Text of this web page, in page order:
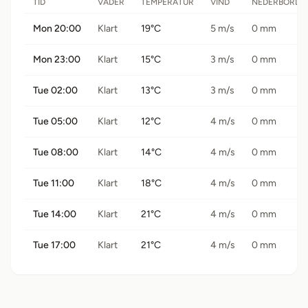
TID VÄDER TEMPERATUR VIND NEDERBÖRD
Mon 20:00 Klart 19°C 5 m/s 0 mm
Mon 23:00 Klart 15°C 3 m/s 0 mm
Tue 02:00 Klart 13°C 3 m/s 0 mm
Tue 05:00 Klart 12°C 4 m/s 0 mm
Tue 08:00 Klart 14°C 4 m/s 0 mm
Tue 11:00 Klart 18°C 4 m/s 0 mm
Tue 14:00 Klart 21°C 4 m/s 0 mm
Tue 17:00 Klart 21°C 4 m/s 0 mm